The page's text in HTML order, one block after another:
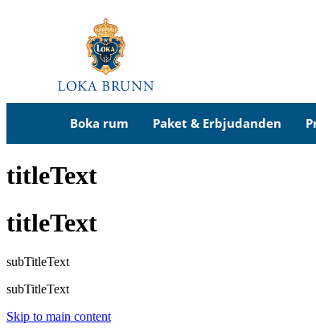
Boka rum Paket & Erbjudanden
titleText
titleText
subTitleText
subTitleText
Skip to main content